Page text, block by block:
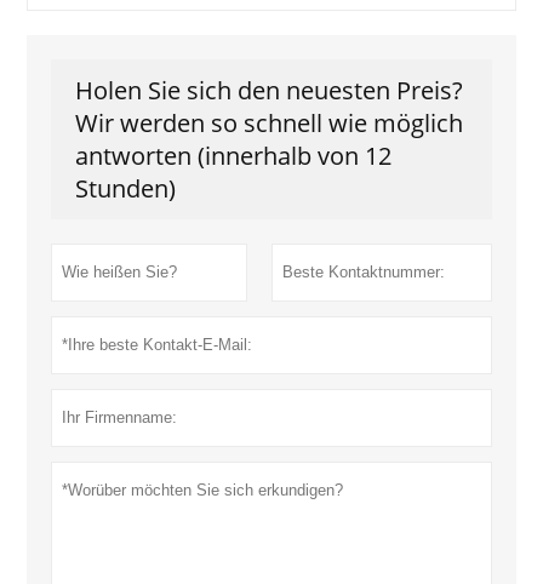
Holen Sie sich den neuesten Preis?
Wir werden so schnell wie möglich
antworten (innerhalb von 12
Stunden)